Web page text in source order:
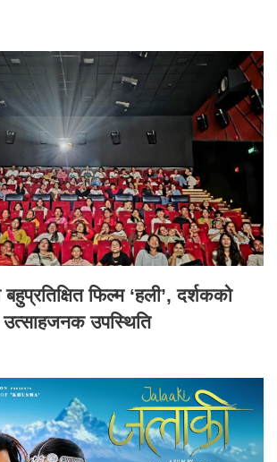
बहुप्रतिक्षित फिल्म ‘हली’, दर्शकको
उत्साहजनक उपस्थिति